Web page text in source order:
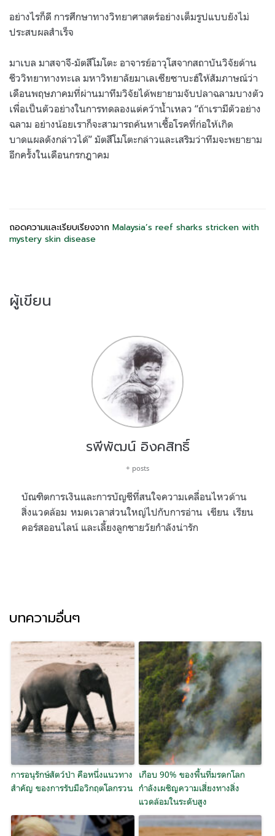
อย่างไรก็ดี การศึกษาทางวิทยาศาสตร์อย่างเต็มรูปแบบยังไม่
ประสบผลสำเร็จ
มาเบล มาสจาจี-มัตสึโมโตะ อาจารย์อาวุโสจากสถาบันวิจัยด้าน
ชีววิทยาทางทะเล มหาวิทยาลัยมาเลเซียซาบะฮ์ให้สัมภาษณ์ว่า
เดือนพฤษภาคมที่ผ่านมาทีมวิจัยได้พยายามจับปลาฉลามบางตัว
เพื่อเป็นตัวอย่างในการทดลองแต่คว้าน้ำเหลว “ถ้าเรามีตัวอย่าง
ฉลาม อย่างน้อยเราก็จะสามารถค้นหาเชื้อโรคที่ก่อให้เกิด
บาดแผลดังกล่าวได้” มัตสึโมโตะกล่าวและเสริมว่าทีมจะพยายาม
อีกครั้งในเดือนกรกฎาคม
ถอดความและเรียบเรียงจาก Malaysia’s reef sharks stricken with
mystery skin disease
ผู้เขียน
รพีพัฒน์ อิงคสิทธิ์
+ posts
บัณฑิตการเงินและการบัญชีที่สนใจความเคลื่อนไหวด้าน
สิ่งแวดล้อม หมดเวลาส่วนใหญ่ไปกับการอ่าน เขียน เรียน
คอร์สออนไลน์ และเลี้ยงลูกชายวัยกำลังน่ารัก
บทความอื่นๆ
การอนุรักษ์สัตว์ป่า คือหนึ่งแนวทาง
สำคัญ ของการรับมือวิกฤตโลกรวน
เกือบ 90% ของพื้นที่มรดกโลก
กำลังเผชิญความเสี่ยงทางสิ่ง
แวดล้อมในระดับสูง